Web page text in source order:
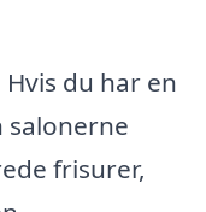
Hvis du har en
frisurer,